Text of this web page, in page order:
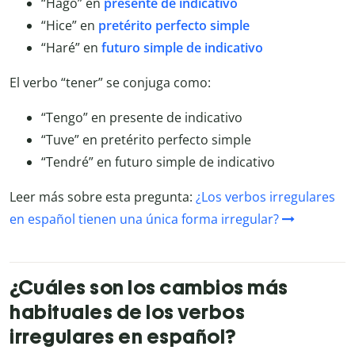
“Hago” en presente de indicativo
“Hice” en pretérito perfecto simple
“Haré” en futuro simple de indicativo
El verbo “tener” se conjuga como:
“Tengo” en presente de indicativo
“Tuve” en pretérito perfecto simple
“Tendré” en futuro simple de indicativo
Leer más sobre esta pregunta: ¿Los verbos irregulares
en español tienen una única forma irregular?
¿Cuáles son los cambios más
habituales de los verbos
irregulares en español?